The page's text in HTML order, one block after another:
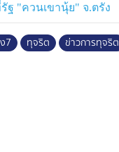
ฐ "ควนเขานุ้ย" จ.ตรัง
7 ทุจริต ข่าวการทุจริต